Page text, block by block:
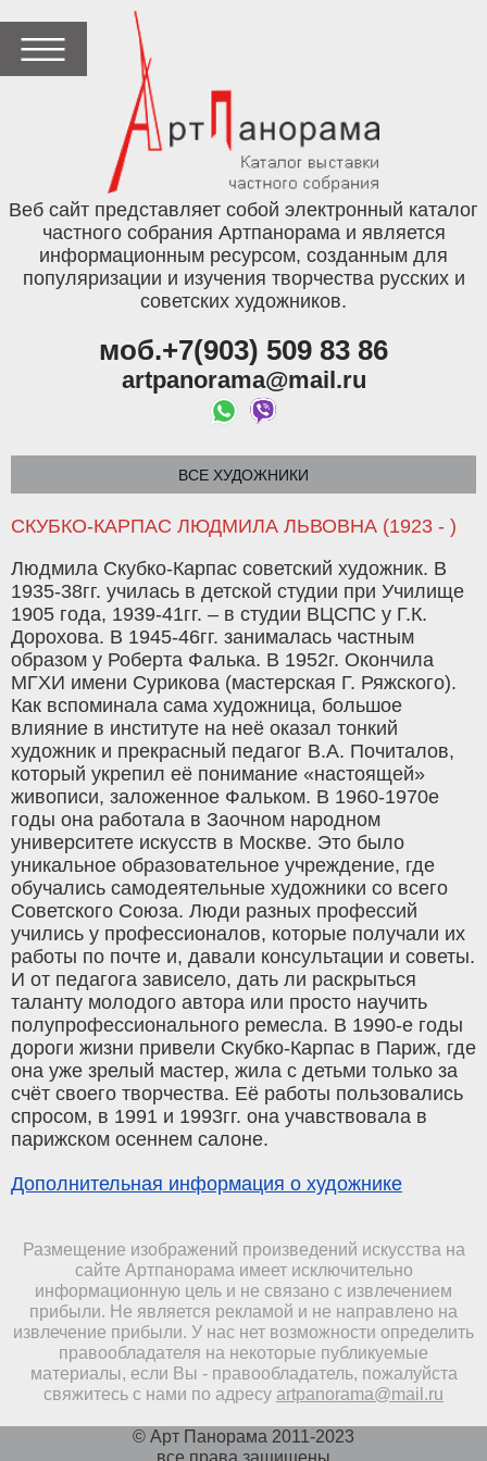
Веб сайт представляет собой электронный каталог
частного собрания Артпанорама и является
информационным ресурсом, созданным для
популяризации и изучения творчества русских и
советских художников.
моб.+7(903) 509 83 86
artpanorama@mail.ru
ВСЕ ХУДОЖНИКИ
СКУБКО-КАРПАС ЛЮДМИЛА ЛЬВОВНА (1923 - )
Людмила Скубко-Карпас советский художник. В
1935-38гг. училась в детской студии при Училище
1905 года, 1939-41гг. – в студии ВЦСПС у Г.К.
Дорохова. В 1945-46гг. занималась частным
образом у Роберта Фалька. В 1952г. Окончила
МГХИ имени Сурикова (мастерская Г. Ряжского).
Как вспоминала сама художница, большое
влияние в институте на неё оказал тонкий
художник и прекрасный педагог В.А. Почиталов,
который укрепил её понимание «настоящей»
живописи, заложенное Фальком. В 1960-1970е
годы она работала в Заочном народном
университете искусств в Москве. Это было
уникальное образовательное учреждение, где
обучались самодеятельные художники со всего
Советского Союза. Люди разных профессий
учились у профессионалов, которые получали их
работы по почте и, давали консультации и советы.
И от педагога зависело, дать ли раскрыться
таланту молодого автора или просто научить
полупрофессионального ремесла. В 1990-е годы
дороги жизни привели Скубко-Карпас в Париж, где
она уже зрелый мастер, жила с детьми только за
счёт своего творчества. Её работы пользовались
спросом, в 1991 и 1993гг. она учавствовала в
парижском осеннем салоне.
Дополнительная информация о художнике
Размещение изображений произведений искусства на
сайте Артпанорама имеет исключительно
информационную цель и не связано с извлечением
прибыли. Не является рекламой и не направлено на
извлечение прибыли. У нас нет возможности определить
правообладателя на некоторые публикуемые
материалы, если Вы - правообладатель, пожалуйста
свяжитесь с нами по адресу artpanorama@mail.ru
© Арт Панорама 2011-2023
все права защищены